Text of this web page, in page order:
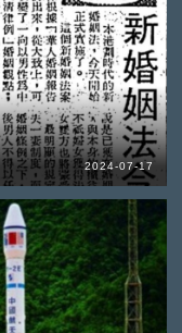
2024-07-17